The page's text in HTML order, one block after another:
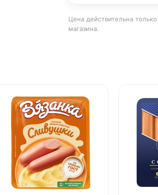
Цена действительна
магазина.